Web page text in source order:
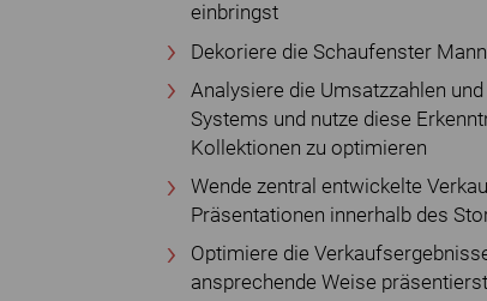
einbringst
Dekoriere die Schaufenster
Analysiere die Umsatzzahlen
Systems und nutze diese
Kollektionen zu optimieren
Wende zentral entwickelte
Präsentationen innerhalb des
Optimiere die
ansprechende Weise präsentierst